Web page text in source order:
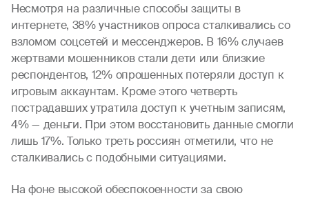
Несмотря на различные способы защиты в
интернете, 38% участников опроса сталкивались со
взломом соцсетей и мессенджеров. В 16% случаев
жертвами мошенников стали дети или близкие
респондентов, 12% опрошенных потеряли доступ к
игровым аккаунтам. Кроме этого четверть
пострадавших утратила доступ к учетным записям,
4% — деньги. При этом восстановить данные смогли
лишь 17%. Только треть россиян отметили, что не
сталкивались с подобными ситуациями.
На фоне высокой обеспокоенности за свою